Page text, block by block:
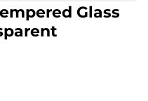
Glass